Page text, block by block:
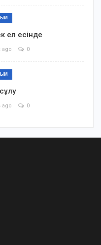
ел есінде
ago 0
ago 0